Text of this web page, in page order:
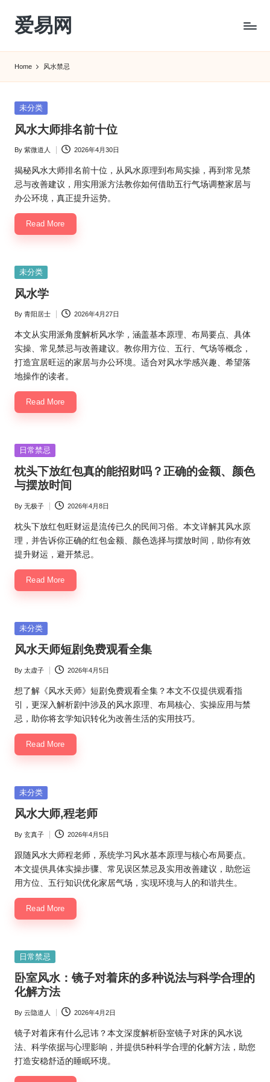
Skip
content
爱易网
转
农
历
历
查
询
_2ebc.com
Home 风水禁忌
Posted
未分类
风水大师排名前十位
Posted
by
By 紫微道人 2026年4月30日
揭秘风水大师排名前十位，从风水原理到布局实操，再到常见禁
忌与改善建议，用实用派方法教你如何借助五行气场调整家居与
办公环境，真正提升运势。
Read More
Posted
未分类
风水学
Posted
by
By 青阳居士 2026年4月27日
本文从实用派角度解析风水学，涵盖基本原理、布局要点、具体
实操、常见禁忌与改善建议。教你用方位、五行、气场等概念，
打造宜居旺运的家居与办公环境。适合对风水学感兴趣、希望落
地操作的读者。
Read More
Posted
in
日常禁忌
枕头下放红包真的能招财吗？正确的金额、颜色
与摆放时间
Posted
by
By 无极子 2026年4月8日
枕头下放红包旺财运是流传已久的民间习俗。本文详解其风水原
理，并告诉你正确的红包金额、颜色选择与摆放时间，助你有效
提升财运，避开禁忌。
Read More
Posted
未分类
风水天师短剧免费观看全集
Posted
by
By 太虚子 2026年4月5日
想了解《风水天师》短剧免费观看全集？本文不仅提供观看指
引，更深入解析剧中涉及的风水原理、布局核心、实操应用与禁
忌，助你将玄学知识转化为改善生活的实用技巧。
Read More
Posted
未分类
风水大师,程老师
Posted
by
By 玄真子 2026年4月5日
跟随风水大师程老师，系统学习风水基本原理与核心布局要点。
本文提供具体实操步骤、常见误区禁忌及实用改善建议，助您运
用方位、五行知识优化家居气场，实现环境与人的和谐共生。
Read More
Posted
日常禁忌
卧室风水：镜子对着床的多种说法与科学合理的
化解方法
Posted
by
By 云隐道人 2026年4月2日
镜子对着床有什么忌讳？本文深度解析卧室镜子对床的风水说
法、科学依据与心理影响，并提供5种科学合理的化解方法，助您
打造安稳舒适的睡眠环境。